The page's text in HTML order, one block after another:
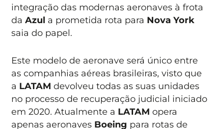
integração das modernas aeronaves à frota
daAzul a prometida rota para Nova York
saia do papel.
Este modelo de aeronave será único entre
as companhias aéreas brasileiras, visto que
a LATAMdevolveu todas as suas unidades
no processo de recuperação judicial iniciado
em 2020. Atualmente a LATAMopera
apenas aeronaves Boeing para rotas de